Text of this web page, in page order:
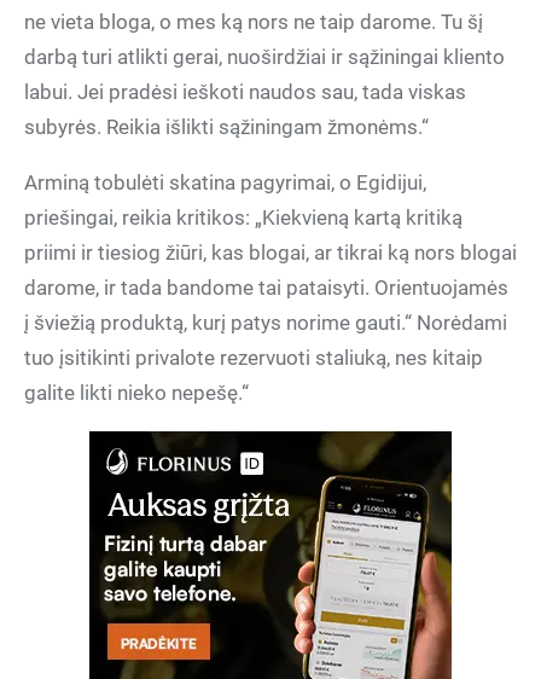
ne vieta bloga, o mes ką nors ne taip darome. Tu šį
darbą turi atlikti gerai, nuoširdžiai ir sąžiningai kliento
labui. Jei pradėsi ieškoti naudos sau, tada viskas
subyrės. Reikia išlikti sąžiningam žmonėms.“
Arminą tobulėti skatina pagyrimai, o Egidijui,
priešingai, reikia kritikos: „Kiekvieną kartą kritiką
priimi ir tiesiog žiūri, kas blogai, ar tikrai ką nors blogai
darome, ir tada bandome tai pataisyti. Orientuojamės
į šviežią produktą, kurį patys norime gauti.“ Norėdami
tuo įsitikinti privalote rezervuoti staliuką, nes kitaip
galite likti nieko nepešę.“